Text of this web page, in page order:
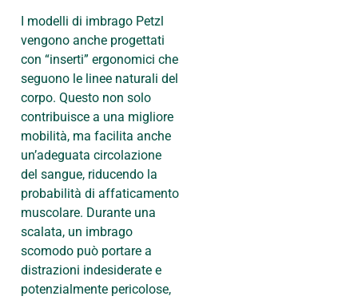
I modelli di imbrago Petzl
vengono anche progettati
con “inserti” ergonomici che
seguono le linee naturali del
corpo. Questo non solo
contribuisce a una migliore
mobilità, ma facilita anche
un’adeguata circolazione
del sangue, riducendo la
probabilità di affaticamento
muscolare. Durante una
scalata, un imbrago
scomodo può portare a
distrazioni indesiderate e
potenzialmente pericolose,